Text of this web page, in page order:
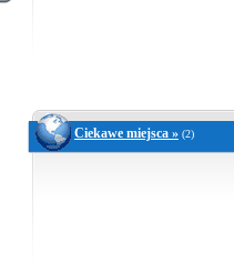
Ciekawe miejsca » (2)